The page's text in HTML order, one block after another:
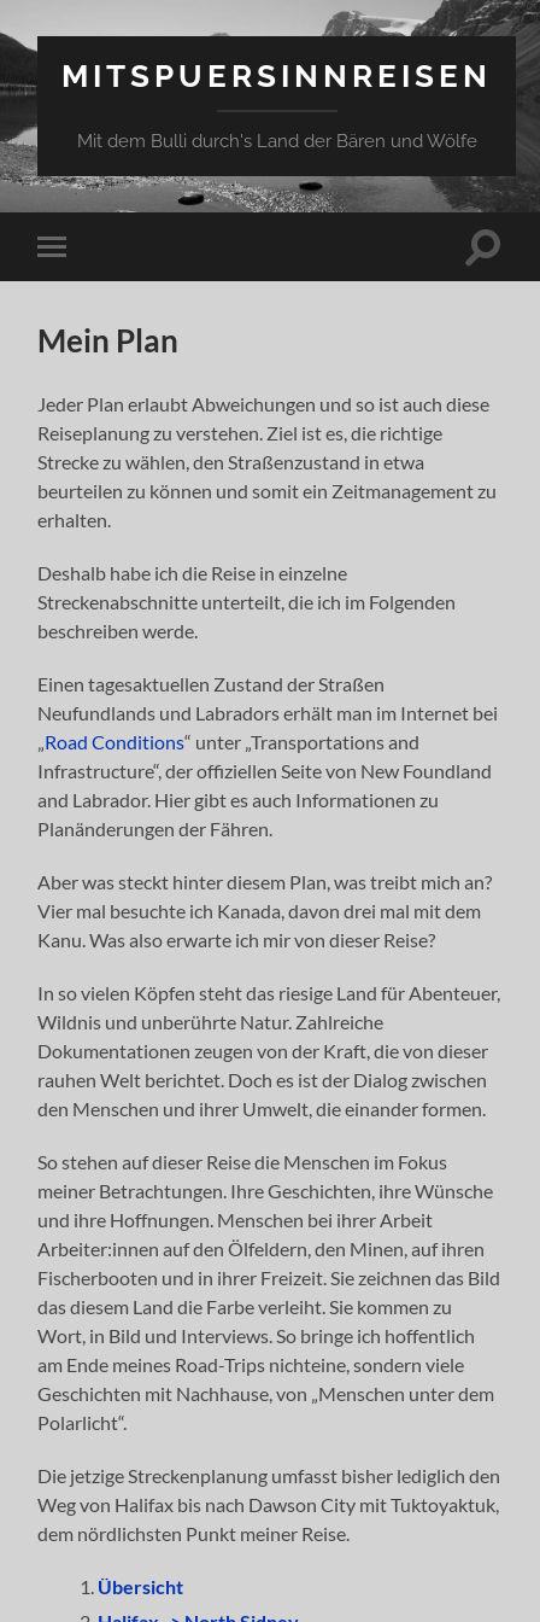
MITSPUERSINNREISEN
Mit dem Bulli durch's Land der Bären und Wölfe
Mobile-
Menü
Mein Plan
Jeder Plan erlaubt Abweichungen und so ist auch diese
Reiseplanung zu verstehen. Ziel ist es, die richtige
Strecke zu wählen, den Straßenzustand in etwa
beurteilen zu können und somit ein Zeitmanagement zu
erhalten.
Deshalb habe ich die Reise in einzelne
Streckenabschnitte unterteilt, die ich im Folgenden
beschreiben werde.
Einen tagesaktuellen Zustand der Straßen
Neufundlands und Labradors erhält man im Internet bei
Road Conditions“ unter „Transportations and
Infrastructure“, der offiziellen Seite von New Foundland
and Labrador. Hier gibt es auch Informationen zu
Planänderungen der Fähren.
Aber was steckt hinter diesem Plan, was treibt mich an?
Vier mal besuchte ich Kanada, davon drei mal mit dem
Kanu. Was also erwarte ich mir von dieser Reise?
In so vielen Köpfen steht das riesige Land für Abenteuer,
Wildnis und unberührte Natur. Zahlreiche
Dokumentationen zeugen von der Kraft, die von dieser
rauhen Welt berichtet. Doch es ist der Dialog zwischen
den Menschen und ihrer Umwelt, die einander formen.
So stehen auf dieser Reise die Menschen im Fokus
meiner Betrachtungen. Ihre Geschichten, ihre Wünsche
und ihre Hoffnungen. Menschen bei ihrer Arbeit
Arbeiter:innen auf den Ölfeldern, den Minen, auf ihren
Fischerbooten und in ihrer Freizeit. Sie zeichnen das Bild
das diesem Land die Farbe verleiht. Sie kommen zu
Wort, in Bild und Interviews. So bringe ich hoffentlich
am Ende meines Road-Trips nichteine, sondern viele
Geschichten mit Nachhause, von „Menschen unter dem
Polarlicht“.
Die jetzige Streckenplanung umfasst bisher lediglich den
Weg von Halifax bis nach Dawson City mit Tuktoyaktuk,
dem nördlichsten Punkt meiner Reise.
Übersicht